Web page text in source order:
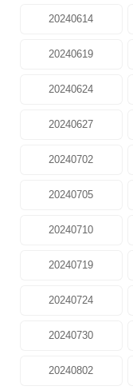
20240614
20240619
20240624
20240627
20240702
20240705
20240710
20240719
20240724
20240730
20240802